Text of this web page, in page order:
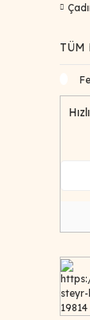
TÜM
19814